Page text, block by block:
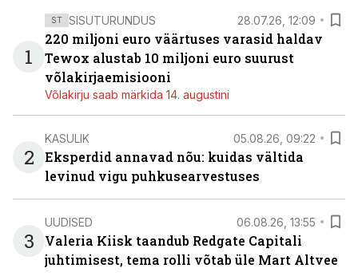
1
ST SISUTURUNDUS 28.07.26, 12:09
220 miljoni euro väärtuses varasid haldav
Tewox alustab 10 miljoni euro suurust
võlakirjaemisiooni
Võlakirju saab märkida 14. augustini
2
KASULIK 05.08.26, 09:22
Eksperdid annavad nõu: kuidas vältida
levinud vigu puhkusearvestuses
3
UUDISED 06.08.26, 13:55
Valeria Kiisk taandub Redgate Capitali
juhtimisest, tema rolli võtab üle Mart Altvee